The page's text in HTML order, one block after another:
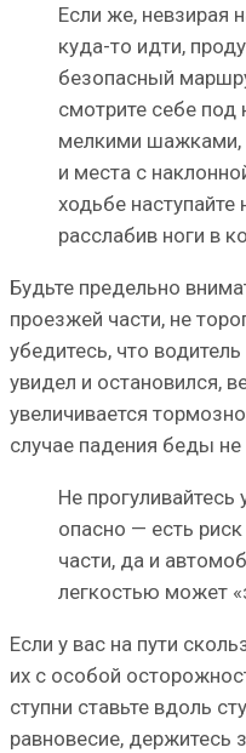
Если же, невзирая
куда-то идти,
безопасный
смотрите себе под
мелкими шажками,
и места с
ходьбе
расслабив ноги в
Будьте предельно
проезжей части, не
убедитесь, что
увидел и остановился,
увеличивается
случае падения беды
Не прогуливайтесь
опасно — есть
части, да и
легкостью может
Если у вас на пути
их с особой
ступни ставьте вдоль
равновесие, держитесь